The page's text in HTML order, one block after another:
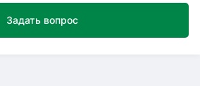
Задать вопрос